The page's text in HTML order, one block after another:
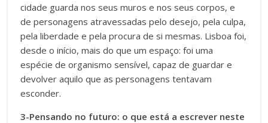
cidade guarda nos seus muros e nos seus corpos, e
de personagens atravessadas pelo desejo, pela culpa,
pela liberdade e pela procura de si mesmas. Lisboa foi,
desde o início, mais do que um espaço: foi uma
espécie de organismo sensível, capaz de guardar e
devolver aquilo que as personagens tentavam
esconder.
3-Pensando no futuro: o que está a escrever neste